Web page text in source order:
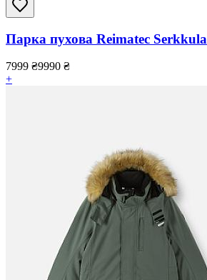
Парка пухова Reimatec Serkkula
7999 ₴9990 ₴
+